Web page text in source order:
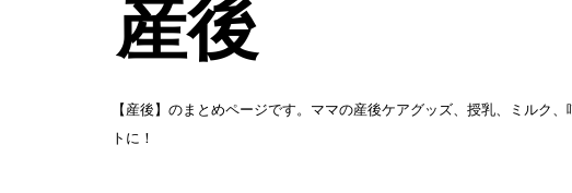
産後
【産後】のまとめページです。ママの産後ケアグッズ、授乳、ミルク
トに！